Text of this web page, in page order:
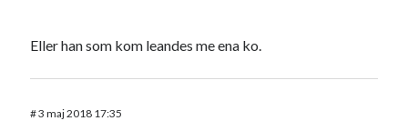
Eller han som kom leandes me ena ko.
#3 maj 2018 17:35